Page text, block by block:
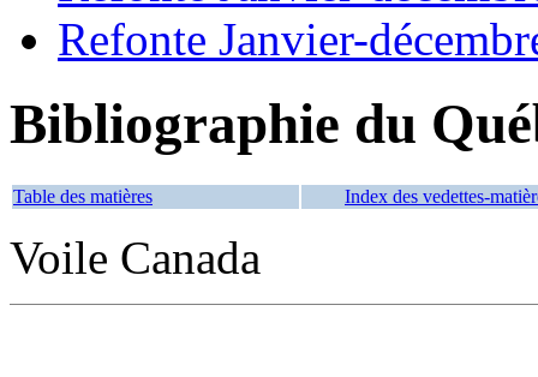
Refonte Janvier-
Bibliographie du
Table des matières Index des vedettes-
Voile Canada